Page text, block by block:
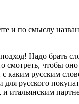
и по смыслу
Надо брать
смотреть, чтобы
с каким русским
для русского
итальянским